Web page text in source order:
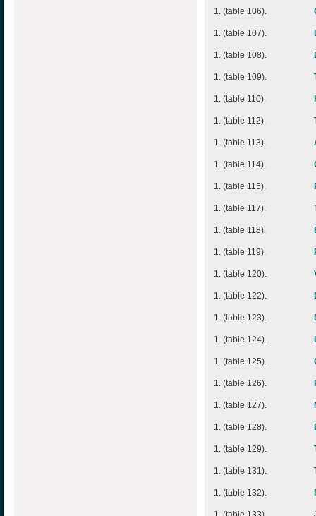
1. (table 106).
1. (table 107).
1. (table 108).
1. (table 109).
1. (table 110).
1. (table 112).
1. (table 113).
1. (table 114).
1. (table 115).
1. (table 117).
1. (table 118).
1. (table 119).
1. (table 120).
1. (table 122).
1. (table 123).
1. (table 124).
1. (table 125).
1. (table 126).
1. (table 127).
1. (table 128).
1. (table 129).
1. (table 131).
1. (table 132).